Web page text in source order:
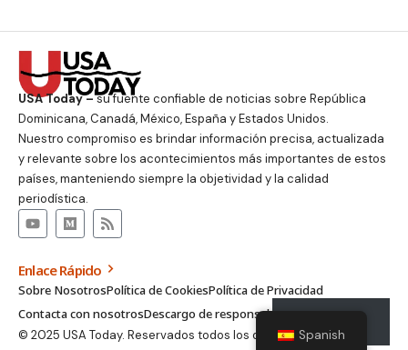
USA Today –su fuente confiable de noticias sobre República
Dominicana, Canadá, México, España y Estados Unidos.
Nuestro compromiso es brindar información precisa, actualizada
y relevante sobre los acontecimientos más importantes de estos
países, manteniendo siempre la objetividad y la calidad
periodística.
Enlace Rápido
Sobre NosotrosPolítica de CookiesPolítica de Privacidad
Contacta con nosotrosDescargo de responsabilidad
© 2025 USA Today. Reservados todos los derechos.Spanish